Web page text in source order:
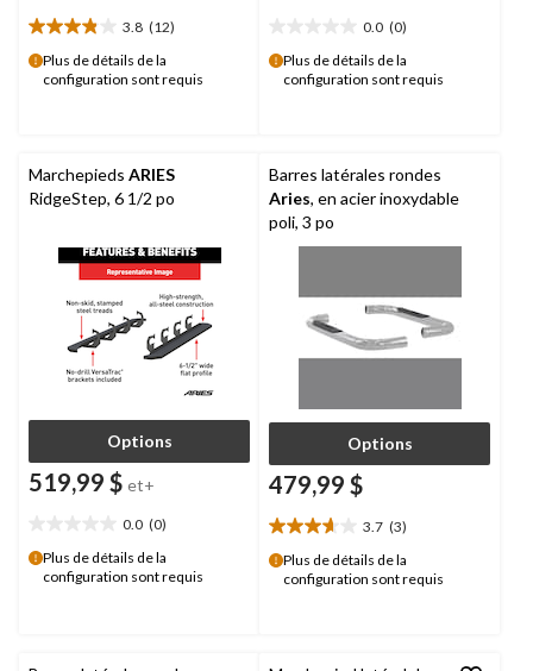
3.8 (12)
3.8
étoile(s)
sur
Plus de détails de la
configuration sont requis
0.0 (0)
étoile(s)
sur
Plus de détails de la
configuration sont requis
Marchepieds ARIES
RidgeStep, 6 1/2 po
Options
519,99 $ et+
0.0 (0)
étoile(s)
sur
Plus de détails de la
configuration sont requis
Barres latérales rondes
Aries, en acier inoxydable
poli, 3 po
Options
479,99 $
3.7 (3)
3.7
étoile(s)
sur
Plus de détails de la
configuration sont requis